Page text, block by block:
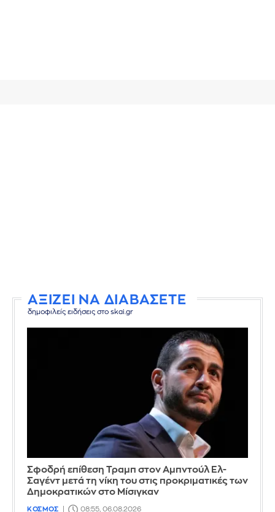
ΑΞΙΖΕΙ ΝΑ ΔΙΑΒΑΣΕΤΕ
δημοφιλείς ειδήσεις στο skai.gr
Σφοδρή επίθεση Τραμπ στον Αμπντούλ Ελ-
Σαγέντ μετά τη νίκη του στις προκριματικές των
Δημοκρατικών στο Μίσιγκαν
ΚΟΣΜΟΣ 08:55, 06.08.2026